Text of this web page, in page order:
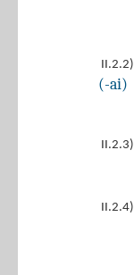
II.2.2)
(-ai)
II.2.3)
II.2.4)